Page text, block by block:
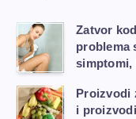
Zatvor
problema
simptomi,
Proizvodi
i